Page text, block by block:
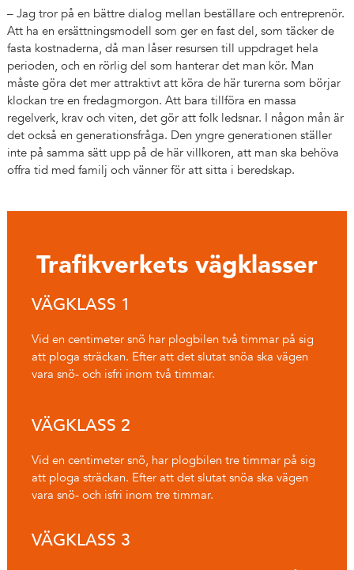
– Jag tror på en bättre dialog mellan beställare och entreprenör.
Att ha en ersättningsmodell som ger en fast del, som täcker de
fasta kostnaderna, då man låser resursen till uppdraget hela
perioden, och en rörlig del som hanterar det man kör. Man
måste göra det mer attraktivt att köra de här turerna som börjar
klockan tre en fredagmorgon. Att bara tillföra en massa
regelverk, krav och viten, det gör att folk ledsnar. I någon mån är
det också en generationsfråga. Den yngre generationen ställer
inte på samma sätt upp på de här villkoren, att man ska behöva
offra tid med familj och vänner för att sitta i beredskap.
Trafikverkets vägklasser
VÄGKLASS 1
Vid en centimeter snö har plogbilen två timmar på sig
att ploga sträckan. Efter att det slutat snöa ska vägen
vara snö- och isfri inom två timmar.
VÄGKLASS 2
Vid en centimeter snö, har plogbilen tre timmar på sig
att ploga sträckan. Efter att det slutat snöa ska vägen
vara snö- och isfri inom tre timmar.
VÄGKLASS 3